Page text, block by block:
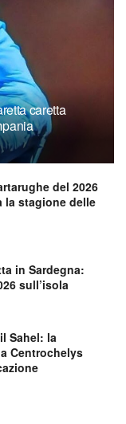
caretta
del 2026
la stagione delle
in Sardegna:
sull’isola
Sahel: la
Centrochelys